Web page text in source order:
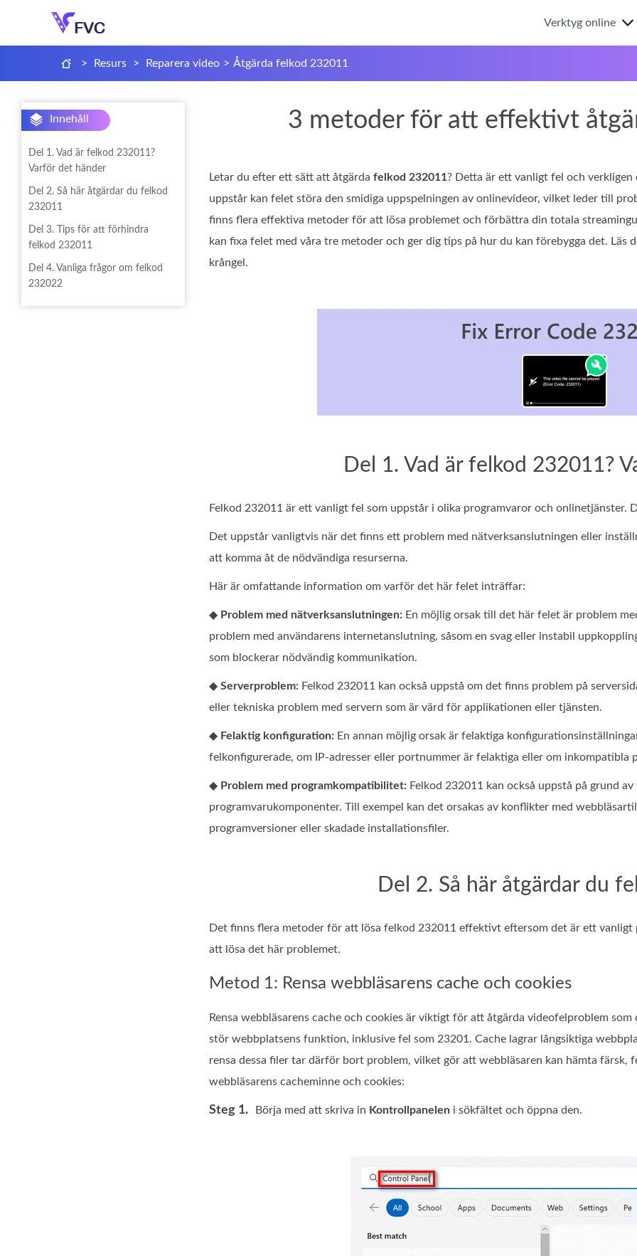
Verktyg online
> Resurs > Reparera video > Åtgärda felkod 232011
Innehåll
Del 1. Vad är felkod 232011?
Varför det händer
Del 2. Så här åtgärdar du felkod
232011
Del 3. Tips för att förhindra
felkod 232011
Del 4. Vanliga frågor om felkod
232022
3 metoder för att effektivt
Letar du efter ett sätt att åtgärda felkod 232011? Detta är ett vanligt fel och
uppstår kan felet störa den smidiga uppspelningen av onlinevideor, vilket leder till
finns flera effektiva metoder för att lösa problemet och förbättra din totala
kan fixa felet med våra tre metoder och ger dig tips på hur du kan förebygga det.
krångel.
Del 1. Vad är felkod 232011?
Felkod 232011 är ett vanligt fel som uppstår i olika programvaror och onlinetjänster.
Det uppstår vanligtvis när det finns ett problem med nätverksanslutningen eller
att komma åt de nödvändiga resurserna.
Här är omfattande information om varför det här felet inträffar:
◆ Problem med nätverksanslutningen: En möjlig orsak till det här felet är problem
problem med användarens internetanslutning, såsom en svag eller instabil
som blockerar nödvändig kommunikation.
◆ Serverproblem: Felkod 232011 kan också uppstå om det finns problem på
eller tekniska problem med servern som är värd för applikationen eller tjänsten.
◆ Felaktig konfiguration: En annan möjlig orsak är felaktiga
felkonfigurerade, om IP-adresser eller portnummer är felaktiga eller om inkompatibla
◆ Problem med programkompatibilitet: Felkod 232011 kan också uppstå på grund
programvarukomponenter. Till exempel kan det orsakas av konflikter med
programversioner eller skadade installationsfiler.
Del 2. Så här åtgärdar du
Det finns flera metoder för att lösa felkod 232011 effektivt eftersom det är ett vanligt
att lösa det här problemet.
Metod 1: Rensa webbläsarens cache och cookies
Rensa webbläsarens cache och cookies är viktigt för att åtgärda videofelproblem
stör webbplatsens funktion, inklusive fel som 23201. Cache lagrar långsiktiga
rensa dessa filer tar därför bort problem, vilket gör att webbläsaren kan hämta färsk,
webbläsarens cacheminne och cookies:
Steg 1. Börja med att skriva in Kontrollpanelen i sökfältet och öppna den.